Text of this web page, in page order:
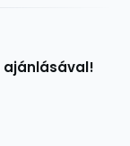
ajánlásával!